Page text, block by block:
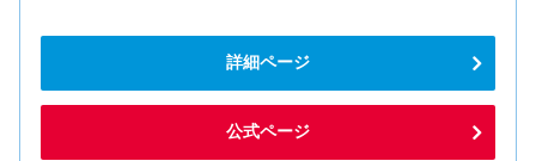
詳細ページ
公式ページ